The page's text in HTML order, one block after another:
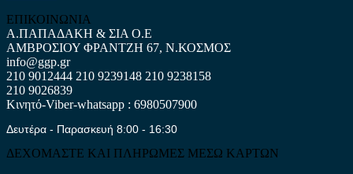
ΕΠΙΚΟΙΝΩΝΙΑ
Α.ΠΑΠΑΔΑΚΗ & ΣΙΑ Ο.Ε
ΑΜΒΡΟΣΙΟΥ ΦΡΑΝΤΖΗ 67, Ν.ΚΟΣΜΟΣ
info@ggp.gr
210 9012444 210 9239148 210 9238158
210 9026839
Κινητό-Viber-whatsapp : 6980507900
Δευτέρα - Παρασκευή 8:00 - 16:30
ΔΕΧΟΜΑΣΤΕ ΚΑΙ ΠΛΗΡΩΜΕΣ ΜΕΣΩ ΚΑΡΤΩΝ